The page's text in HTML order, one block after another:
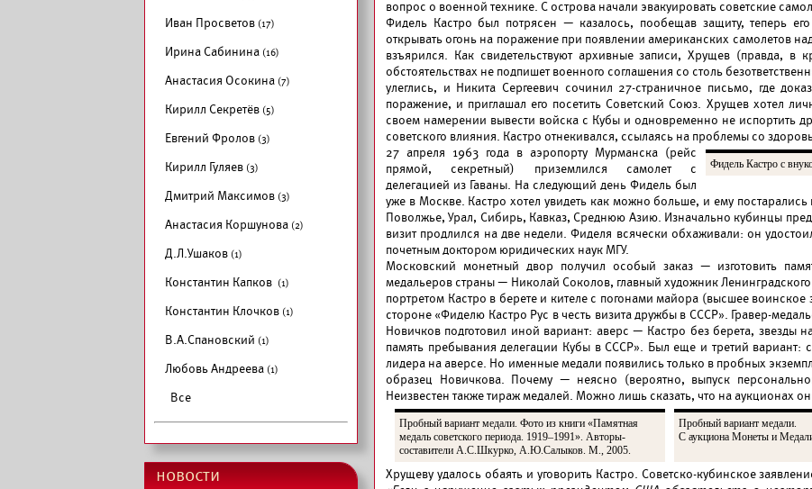
Иван Просветов (17)
Ирина Сабинина (16)
Анастасия Осокина (7)
Кирилл Секретёв (5)
Евгений Фролов (3)
Кирилл Гуляев (3)
Дмитрий Максимов (3)
Анастасия Коршунова (2)
Д.Л.Ушаков (1)
Константин Капков (1)
Константин Клочков (1)
В.А.Спановский (1)
Любовь Андреева (1)
Все
новости
вопрос о военной технике. С острова начали эвакуировать советские
Фидель Кастро был потрясен — казалось, пообещав защиту, теперь
открывать огонь на поражение при появлении американских самолетов
взъярился. Как свидетельствуют архивные записи, Хрущев (правда, в
обстоятельствах не подпишет военного соглашения со столь
улеглись, и Никита Сергеевич сочинил 27-страничное письмо, где
поражение, и приглашал его посетить Советский Союз. Хрущев хотел
своем намерении вывести войска с Кубы и одновременно не испортить
советского влияния. Кастро отнекивался, ссылаясь на проблемы со
Фидель Кастро с
27 апреля 1963 года в аэропорту Мурманска (рейс
прямой, секретный) приземлился самолет с
делегацией из Гаваны. На следующий день Фидель был
уже в Москве. Кастро хотел увидеть как можно больше, и ему
Поволжье, Урал, Сибирь, Кавказ, Среднюю Азию. Изначально кубинцы
визит продлился на две недели. Фиделя всячески обхаживали: он
почетным доктором юридических наук МГУ.
Московский монетный двор получил особый заказ — изготовить
медальеров страны — Николай Соколов, главный художник
портретом Кастро в берете и кителе с погонами майора (высшее
стороне «Фиделю Кастро Рус в честь визита дружбы в СССР». Гравер-
Новичков подготовил иной вариант: аверс — Кастро без берета, звезды
память пребывания делегации Кубы в СССР». Был еще и третий вариант:
лидера на аверсе. Но именные медали появились только в пробных
образец Новичкова. Почему — неясно (вероятно, выпуск
Неизвестен также тираж медалей. Можно лишь сказать, что на аукционах
Пробный вариант медали. Фото из книги «Памятная
медаль советского периода. 1919–1991». Авторы-
составители А.С.Шкурко, А.Ю.Салыков. М., 2005.
Пробный вариант медали.
С аукциона Монеты и
Хрущеву удалось обаять и уговорить Кастро. Советско-кубинское